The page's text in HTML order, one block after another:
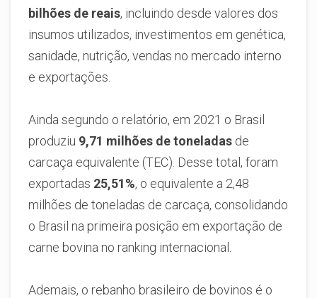
bilhões de reais, incluindo desde valores dos
insumos utilizados, investimentos em genética,
sanidade, nutrição, vendas no mercado interno
e exportações.
Ainda segundo o relatório, em 2021 o Brasil
produziu 9,71 milhões de toneladas de
carcaça equivalente (TEC). Desse total, foram
exportadas 25,51%, o equivalente a 2,48
milhões de toneladas de carcaça, consolidando
o Brasil na primeira posição em exportação de
carne bovina no ranking internacional.
Ademais, o rebanho brasileiro de bovinos é o